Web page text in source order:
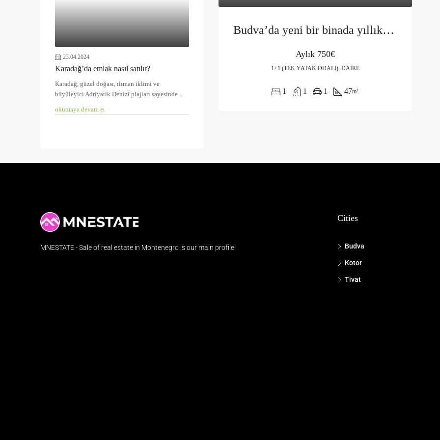
Budva’da yeni bir binada yıllık daire kiralama
Aylık750€
1+1 (TEK YATAK ODALI), DAIRE
1 1 1 47m²
23.04.2024
Karadağ’da emlak nasıl satılır?
Karadağ, güzel doğası, ılıman iklimi ve
büyüleyici Adriyatik Denizi plajları sayesinde...
okumaya devam et
MNESTATE - Sale of real estate in Montenegro is our main profile
Cities
Budva
Kotor
Tivat